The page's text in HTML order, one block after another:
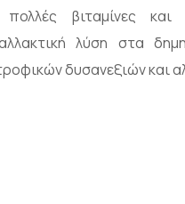
βιταμίνες και
λύση στα
δυσανεξιών και